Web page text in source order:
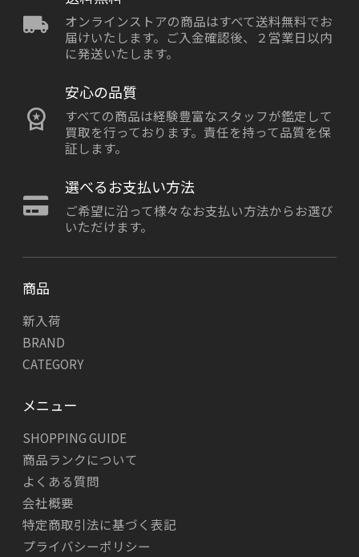
オンラインストアの商品はすべて送料無料でお
届けいたします。ご入金確認後、２営業日以内
に発送いたします。
安心の品質
すべての商品は経験豊富なスタッフが鑑定して
買取を行っております。責任を持って品質を保
証します。
選べるお支払い方法
ご希望に沿って様々なお支払い方法からお選び
いただけます。
商品
新入荷
BRAND
CATEGORY
メニュー
SHOPPING GUIDE
商品ランクについて
よくある質問
会社概要
特定商取引法に基づく表記
プライバシーポリシー